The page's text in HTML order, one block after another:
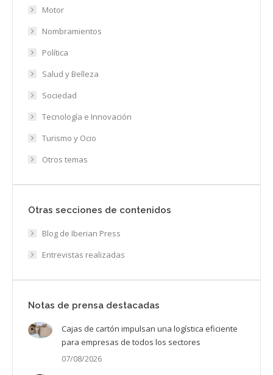
Motor
Nombramientos
Política
Salud y Belleza
Sociedad
Tecnología e Innovación
Turismo y Ocio
Otros temas
Otras secciones de contenidos
Blog de Iberian Press
Entrevistas realizadas
Notas de prensa destacadas
Cajas de cartón impulsan una logística eficiente
para empresas de todos los sectores
07/08/2026